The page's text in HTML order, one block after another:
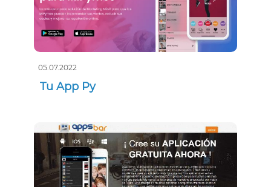
05.07.2022
Tu App Py